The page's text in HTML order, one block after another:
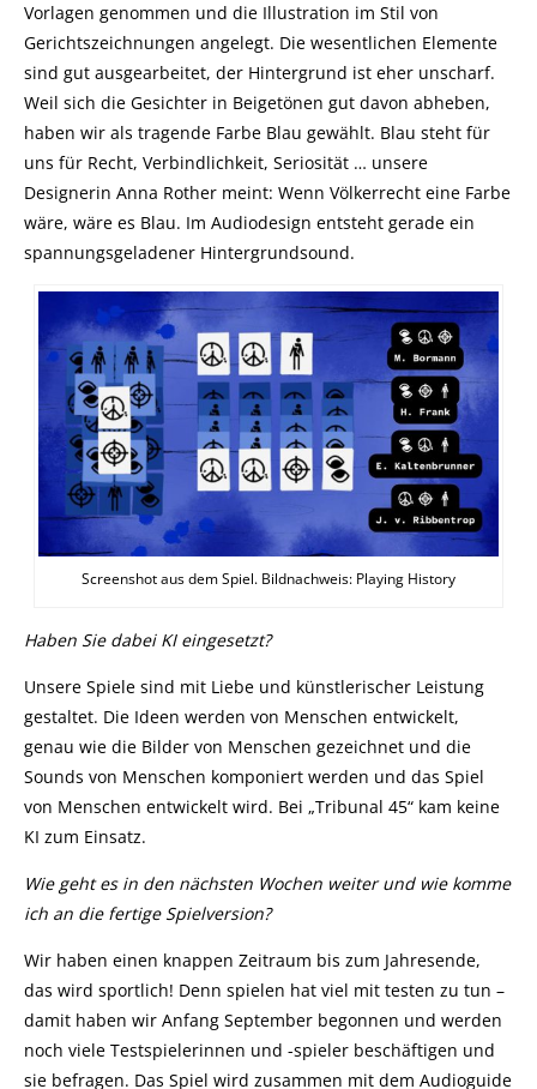
Vorlagen genommen und die Illustration im Stil von
Gerichtszeichnungen angelegt. Die wesentlichen Elemente
sind gut ausgearbeitet, der Hintergrund ist eher unscharf.
Weil sich die Gesichter in Beigetönen gut davon abheben,
haben wir als tragende Farbe Blau gewählt. Blau steht für
uns für Recht, Verbindlichkeit, Seriosität … unsere
Designerin Anna Rother meint: Wenn Völkerrecht eine Farbe
wäre, wäre es Blau. Im Audiodesign entsteht gerade ein
spannungsgeladener Hintergrundsound.
Screenshot aus dem Spiel. Bildnachweis: Playing History
Haben Sie dabei KI eingesetzt?
Unsere Spiele sind mit Liebe und künstlerischer Leistung
gestaltet. Die Ideen werden von Menschen entwickelt,
genau wie die Bilder von Menschen gezeichnet und die
Sounds von Menschen komponiert werden und das Spiel
von Menschen entwickelt wird. Bei „Tribunal 45“ kam keine
KI zum Einsatz.
Wie geht es in den nächsten Wochen weiter und wie komme
ich an die fertige Spielversion?
Wir haben einen knappen Zeitraum bis zum Jahresende,
das wird sportlich! Denn spielen hat viel mit testen zu tun –
damit haben wir Anfang September begonnen und werden
noch viele Testspielerinnen und -spieler beschäftigen und
sie befragen. Das Spiel wird zusammen mit dem Audioguide